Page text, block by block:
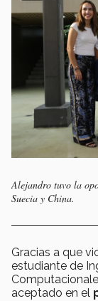
Alejandro tuvo la
Suecia y China.
Gracias a que
estudiante de
aceptado en el